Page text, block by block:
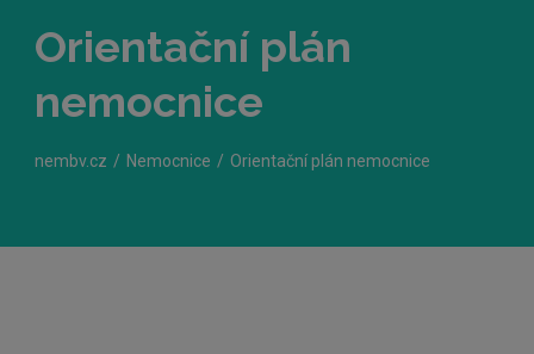
Orientační plán
nemocnice
nembv.cz Nemocnice Orientační plán nemocnice